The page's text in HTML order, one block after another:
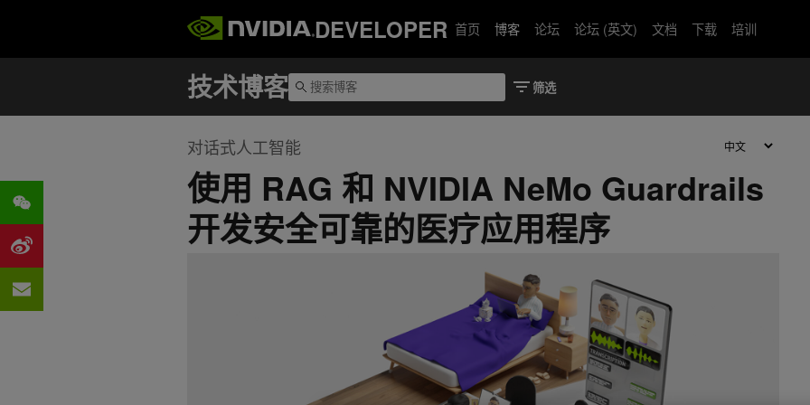
DEVELOPER 首页 博客 论坛 论坛 (英文) 文档 下载 培训
对话式人工智能
使用 RAG 和 NVIDIA NeMo Guardrails
开发安全可靠的医疗应用程序